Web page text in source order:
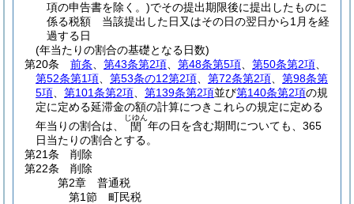
項の申告書を除く。)でその提出期限後に提出したものに
係る税額 当該提出した日又はその日の翌日から1月を経
過する日
(年当たりの割合の基礎となる日数)
第20条
前条 第43条第2項 第48条第5項 第50条第2項
第52条第1項
第53条の12第2項 第72条第2項
第98条第
5項
第101条第2項 第139条第2項並び第140条第2項の規
定に定める延滞金の額の計算につきこれらの規定に定める
年当りの割合は、
閏
じゆん
年の日を含む期間についても、365
日当たりの割合とする。
第21条
削除
第22条
削除
第2章
普通税
第1節
町民税